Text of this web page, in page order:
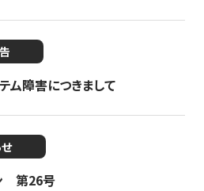
ム障害につきまして
第26号